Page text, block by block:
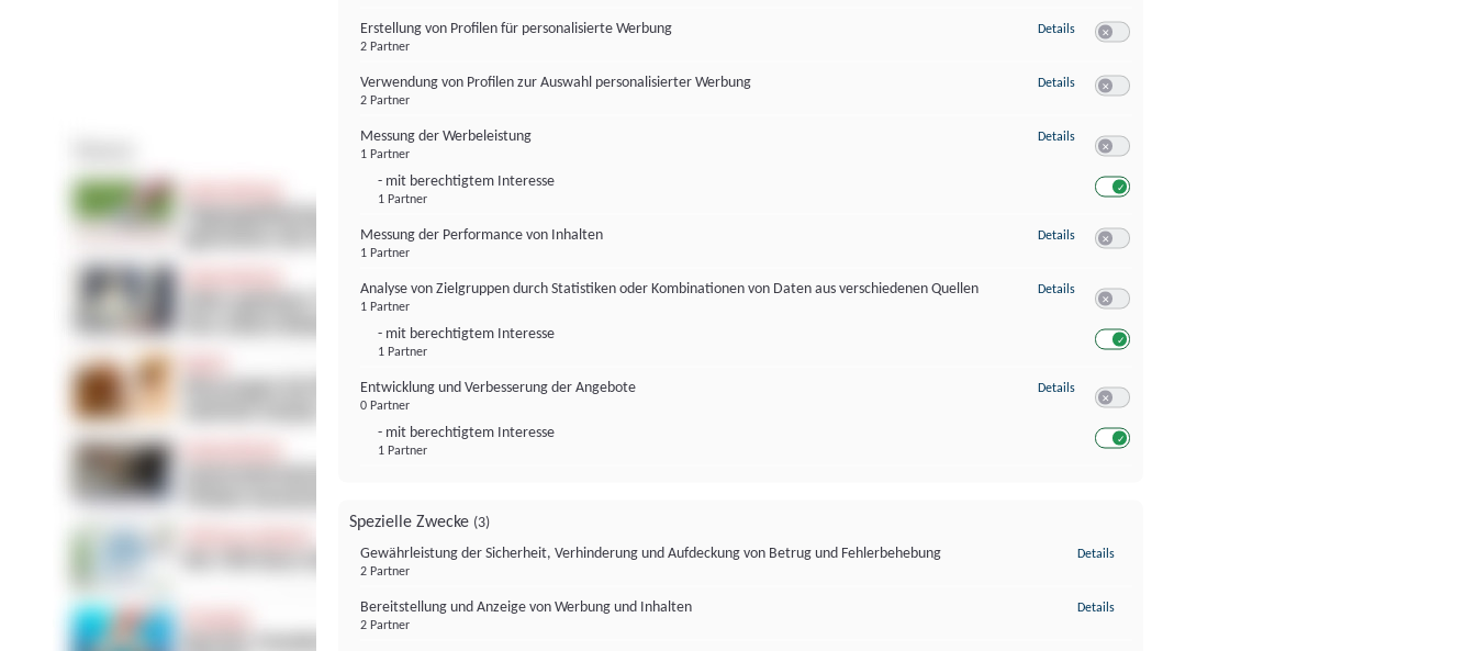
Erstellung von Profilen für personalisierte Werbung
2 Partner
Details zu Erstellung von Profilen für personalisierte Werbung
Verwendung von Profilen zur Auswahl personalisierter Werbung
2 Partner
Details zu Verwendung von Profilen zur Auswahl personalisierter Werbung
Messung der Werbeleistung
1 Partner
- mit berechtigtem Interesse
1 Partner
Details zu Messung der Werbeleistung
Messung der Performance von Inhalten
1 Partner
Details zu Messung der Performance von Inhalten
Analyse von Zielgruppen durch Statistiken oder Kombinationen von Daten aus verschiedenen Quellen
1 Partner
- mit berechtigtem Interesse
1 Partner
Details zu Analyse von Zielgruppen durch Statistiken oder Kombinationen von
Entwicklung und Verbesserung der Angebote
0 Partner
- mit berechtigtem Interesse
1 Partner
Details zu Entwicklung und Verbesserung der Angebote
Spezielle Zwecke (3)
Gewährleistung der Sicherheit, Verhinderung und Aufdeckung von Betrug und Fehlerbehebung
2 Partner
Details
Bereitstellung und Anzeige von Werbung und Inhalten
2 Partner
Details